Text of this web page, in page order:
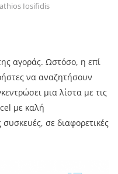
Iosifidis
αγοράς. Ωστόσο, η επί
να αναζητήσουν
μια λίστα με τις
με καλή
συσκευές, σε διαφορετικές